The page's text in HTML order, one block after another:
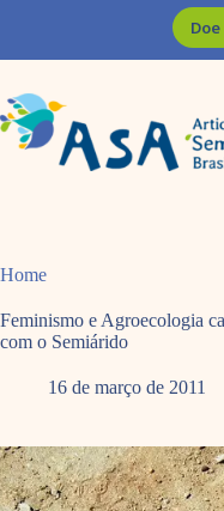
Home
Feminismo e Agroecologia
com o Semiárido
16 de março de 2011